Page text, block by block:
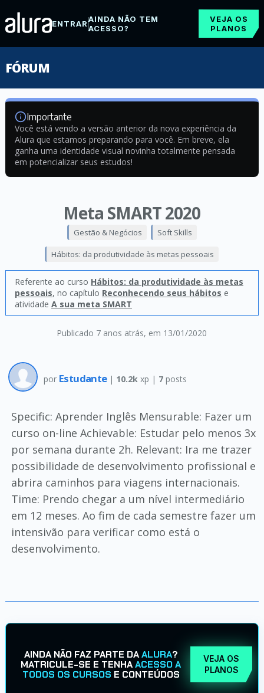
ENTRARAINDA NÃO TEM
ACESSO?
VEJA OS
PLANOS
FÓRUM
Importante
Você está vendo a versão anterior da nova experiência da
Alura que estamos preparando para você. Em breve, ela
ganha uma identidade visual novinha totalmente pensada
em potencializar seus estudos!
Meta SMART 2020
Publicado 7 anos atrás, em 13/01/2020
Gestão & Negócios Soft Skills
Hábitos: da produtividade às metas pessoais
Referente ao curso Hábitos: da produtividade às metas
pessoais, no capítulo Reconhecendo seus hábitos e
atividade A sua meta SMART
por Estudante | 10.2k xp | 7posts
Specific: Aprender Inglês Mensurable: Fazer um
curso on-line Achievable: Estudar pelo menos 3x
por semana durante 2h. Relevant: Ira me trazer
possibilidade de desenvolvimento profissional e
abrira caminhos para viagens internacionais.
Time: Prendo chegar a um nível intermediário
em 12 meses. Ao fim de cada semestre fazer um
intensivão para verificar como está o
desenvolvimento.
AINDA NÃO FAZ PARTE DAALURA?
MATRICULE-SE E TENHAACESSO A
TODOS OS CURSOS E CONTEÚDOS
VEJA OS
PLANOS